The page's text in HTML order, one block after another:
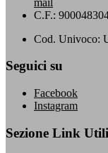
C.F.:
Cod. Univoco:
Seguici su
Facebook
Instagram
Sezione Link Utili